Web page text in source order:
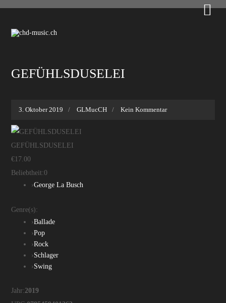

GEFÜHLSDUSELEI
3. Oktober 2019 GLMucCH Kein Kommentar
GEFÜHLSDUSELEI
€17.00
Beliebtheit:0
›George La Busch
Genre(s):
›Ballade
›Pop
›Rock
›Schlager
›Swing
Jahr:2019